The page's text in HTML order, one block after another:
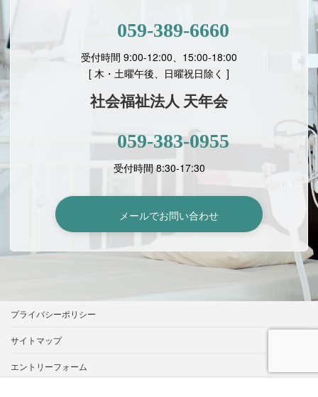
059-389-6660
受付時間 9:00-12:00、15:00-18:00
[ 木・土曜午後、日曜祝日除く ]
社会福祉法人 天年会
059-383-0955
受付時間 8:30-17:30
メールでお問い合わせ
プライバシーポリシー
サイトマップ
エントリーフォーム